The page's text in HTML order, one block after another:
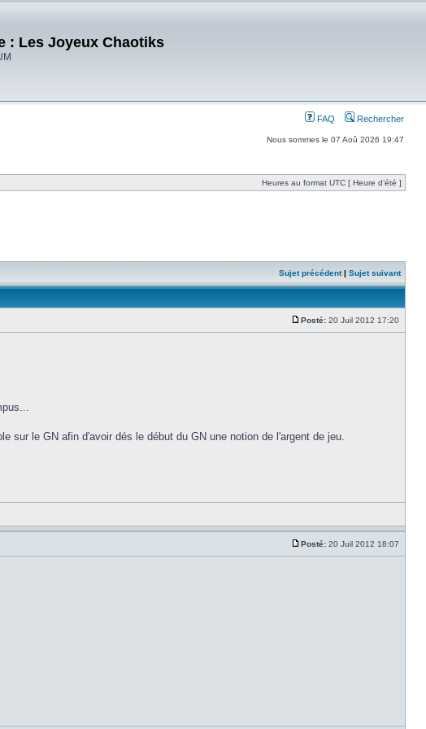
: Les Joyeux Chaotiks
FAQ Rechercher
Nous sommes le 07 Aoû 2026 19:47
Heures au format UTC [ Heure d’été ]
Sujet précédent| Sujet suivant
Posté: 20 Juil 2012 17:20
sur le GN afin d'avoir dés le début du GN une notion de l'argent de jeu.
Posté: 20 Juil 2012 18:07